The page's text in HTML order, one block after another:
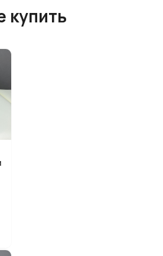
купить